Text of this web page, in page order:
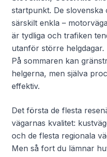
startpunkt. De slovenska
särskilt enkla –
är tydliga och trafiken
utanför större helgdagar.
På sommaren kan
helgerna, men själva
effektiv.
Det första de flesta
vägarnas kvalitet:
och de flesta regionala
Men så fort du lämnar